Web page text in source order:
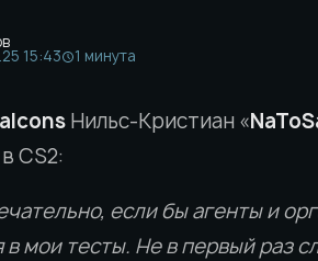
15:43 1 минута
Нильс-Кристиан «
CS2:
если бы агенты и
мои тесты. Не в первый раз